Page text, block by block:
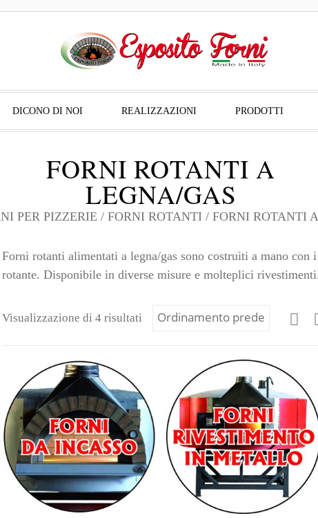
DICONO DI NOI REALIZZAZIONI PRODOTTI
FORNI ROTANTI A
LEGNA/GAS
PER PIZZERIE / FORNI ROTANTI / FORNI ROTANTI
Forni rotanti alimentati a legna/gas sono costruiti a mano con
rotante. Disponibile in diverse misure e molteplici rivestimenti.
Visualizzazione di 4 risultati